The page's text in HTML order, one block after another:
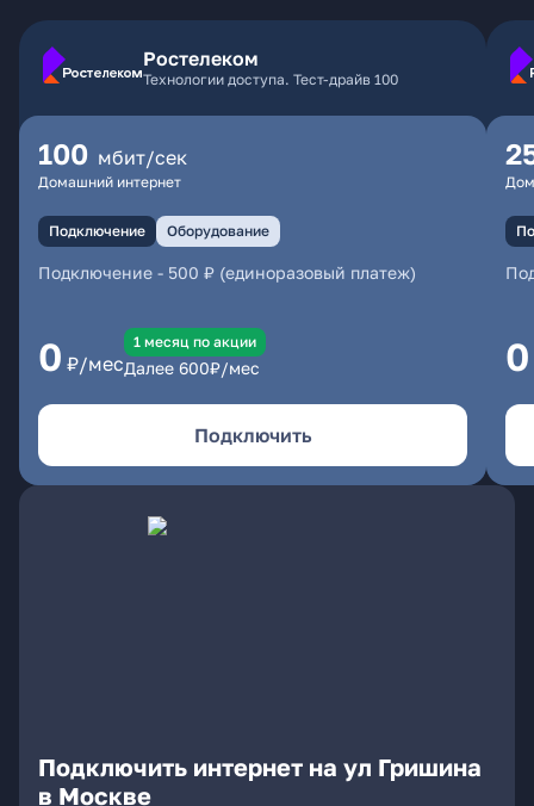
Ростелеком
Технологии доступа. Тест-драйв 100
100 мбит/сек
Домашний интернет
Подключение Оборудование
Подключение - 500 ₽ (единоразовый платеж)
0 ₽/мес
1 месяц по акции
Далее 600₽/мес
Подключить
0
Подключить интернет на ул Гришина
в Москве